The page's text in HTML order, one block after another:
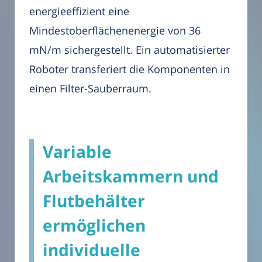
energieeffizient eine
Mindestoberflächenenergie von 36
mN/m sichergestellt. Ein automatisierter
Roboter transferiert die Komponenten in
einen Filter-Sauberraum.
Variable
Arbeitskammern und
Flutbehälter
ermöglichen
individuelle